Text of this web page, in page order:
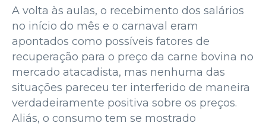
A volta às aulas, o recebimento dos salários
no início do mês e o carnaval eram
apontados como possíveis fatores de
recuperação para o preço da carne bovina no
mercado atacadista, mas nenhuma das
situações pareceu ter interferido de maneira
verdadeiramente positiva sobre os preços.
Aliás, o consumo tem se mostrado